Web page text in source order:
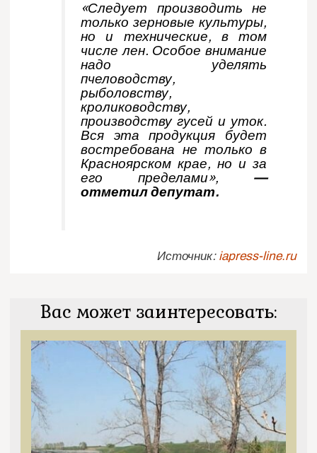
«Следует производить не
только зерновые культуры,
но и технические, в том
числе лен. Особое внимание
надо уделять
пчеловодству,
рыболовству,
кролиководству,
производству гусей и уток.
Вся эта продукция будет
востребована не только в
Красноярском крае, но и за
его пределами», —
отметил депутат.
Источник: iapress-line.ru
Вас может заинтересовать: